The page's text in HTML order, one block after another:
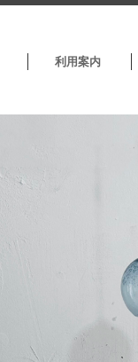
利用案内